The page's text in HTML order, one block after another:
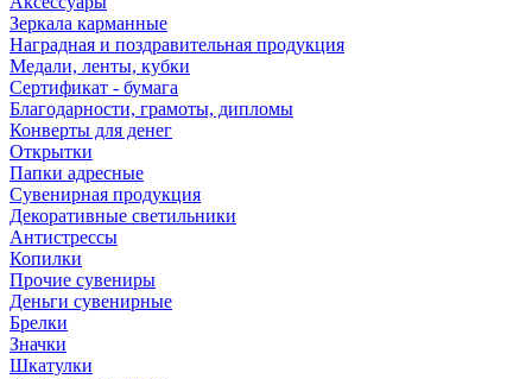
Зеркала карманные
Наградная и поздравительная продукция
Медали, ленты, кубки
Сертификат - бумага
Благодарности, грамоты, дипломы
Конверты для денег
Открытки
Папки адресные
Сувенирная продукция
Декоративные светильники
Антистрессы
Копилки
Прочие сувениры
Деньги сувенирные
Брелки
Значки
Шкатулки